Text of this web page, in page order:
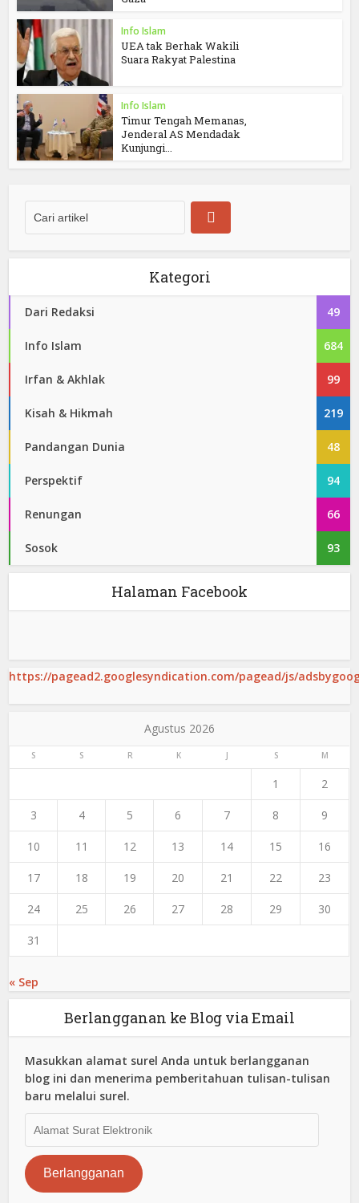
Info Islam
UEA tak Berhak Wakili
Suara Rakyat Palestina
Info Islam
Timur Tengah Memanas,
Jenderal AS Mendadak
Kunjungi...
Kategori
Dari Redaksi 49
Info Islam 684
Irfan & Akhlak 99
Kisah & Hikmah 219
Pandangan Dunia 48
Perspektif 94
Renungan 66
Sosok 93
Halaman Facebook
https://pagead2.googlesyndication.com/pagead/js/
Agustus 2026
S S R K J S M
1 2
3 4 5 6 7 8 9
10 11 12 13 14 15 16
17 18 19 20 21 22 23
24 25 26 27 28 29 30
31
« Sep
Berlangganan ke Blog via Email
Masukkan alamat surel Anda untuk berlangganan
blog ini dan menerima pemberitahuan tulisan-tulisan
baru melalui surel.
Surat
Elektronik
Berlangganan